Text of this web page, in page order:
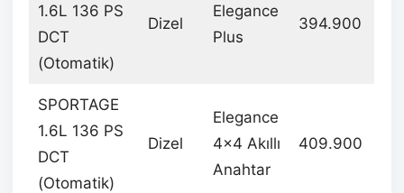
1.6L 136 PS
DCT
(Otomatik)
Dizel
Elegance
Plus
394.900
SPORTAGE
1.6L 136 PS
DCT
(Otomatik)
Dizel
Elegance
4×4 Akıllı
Anahtar
409.900